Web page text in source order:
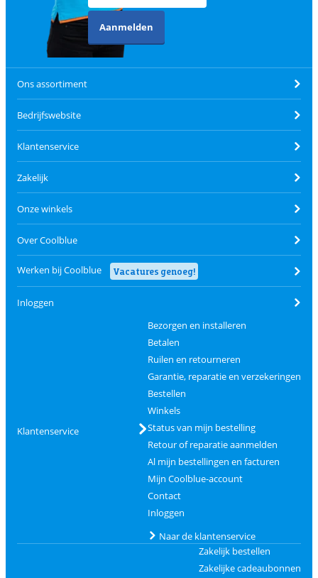
Aanmelden
Ons assortiment
Bedrijfswebsite
Klantenservice
Zakelijk
Onze winkels
Over Coolblue
Werken bij Coolblue Vacatures genoeg!
Inloggen
Klantenservice
Bezorgen en installeren
Betalen
Ruilen en retourneren
Garantie, reparatie en verzekeringen
Bestellen
Winkels
Status van mijn bestelling
Retour of reparatie aanmelden
Al mijn bestellingen en facturen
Mijn Coolblue-account
Contact
Inloggen
Naar de klantenservice
Zakelijk bestellen
Zakelijke cadeaubonnen